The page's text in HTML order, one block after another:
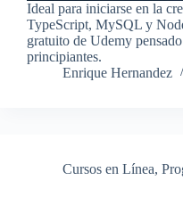
Ideal para iniciarse en la
TypeScript, MySQL y
gratuito de Udemy
principiantes.
Enrique Hernandez
Cursos en Línea,